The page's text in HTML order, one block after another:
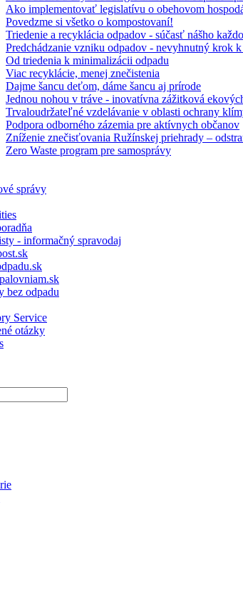
Ako implementovať legislatívu o obehovom
Povedzme si všetko o kompostovaní!
Triedenie a recyklácia odpadov - súčasť nášho
Predchádzanie vzniku odpadov - nevyhnutný krok
Od triedenia k minimalizácii odpadu
Viac recyklácie, menej znečistenia
Dajme šancu deťom, dáme šancu aj prírode
Jednou nohou v tráve - inovatívna zážitková
Trvaloudržateľné vzdelávanie v oblasti ochrany
Podpora odborného zázemia pre aktívnych občanov
Zníženie znečisťovania Ružínskej priehrady –
Zero Waste program pre samosprávy
správy
- informačný spravodaj
bez odpadu
Service
otázky